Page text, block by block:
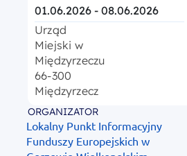
01.06.2026 - 08.06.2026
Urząd
Miejski w
Międzyrzeczu
66-300
Międzyrzecz
ORGANIZATOR
Lokalny Punkt Informacyjny
Funduszy Europejskich w